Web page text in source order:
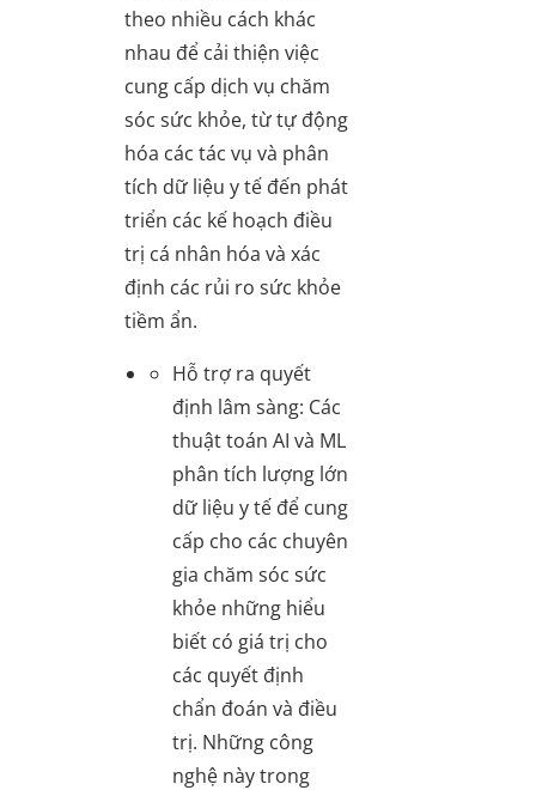
theo nhiều cách khác
nhau để cải thiện việc
cung cấp dịch vụ chăm
sóc sức khỏe, từ tự động
hóa các tác vụ và phân
tích dữ liệu y tế đến phát
triển các kế hoạch điều
trị cá nhân hóa và xác
định các rủi ro sức khỏe
tiềm ẩn.
Hỗ trợ ra quyết
định lâm sàng: Các
thuật toán AI và ML
phân tích lượng lớn
dữ liệu y tế để cung
cấp cho các chuyên
gia chăm sóc sức
khỏe những hiểu
biết có giá trị cho
các quyết định
chẩn đoán và điều
trị. Những công
nghệ này trong